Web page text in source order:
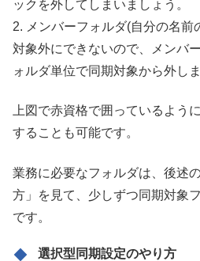
ックを外してしまいましょう。
2. メンバーフォルダ(自分の名前
対象外にできないので、メンバ
ォルダ単位で同期対象から外しま
上図で赤資格で囲っているよう
することも可能です。
業務に必要なフォルダは、後述
方」を見て、少しずつ同期対象
です。
選択型同期設定のやり方